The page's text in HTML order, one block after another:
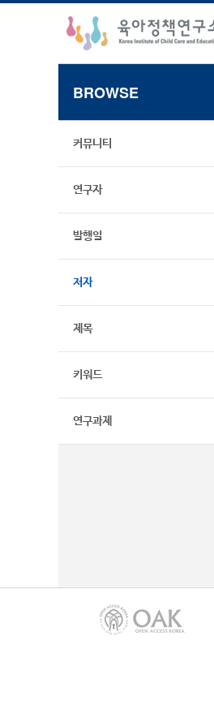
BROWSE
커뮤니티
연구자
발행일
저자
제목
키워드
연구과제